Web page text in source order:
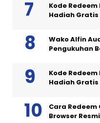
Kode
Hadiah Gratis
Wako Alfin
Pengukuhan
Kode Redeem
Hadiah Gratis
Cara Redeem
Browser Resmi